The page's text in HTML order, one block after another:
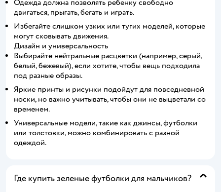
Одежда должна позволять ребенку свободно
двигаться, прыгать, бегать и играть.
Избегайте слишком узких или тугих моделей, которые
могут сковывать движения.
Дизайн и универсальность
Выбирайте нейтральные расцветки (например, серый,
белый, бежевый), если хотите, чтобы вещь подходила
под разные образы.
Яркие принты и рисунки подойдут для повседневной
носки, но важно учитывать, чтобы они не выцветали со
временем.
Универсальные модели, такие как джинсы, футболки
или толстовки, можно комбинировать с разной
одеждой.
Где купить зеленые футболки для мальчиков?